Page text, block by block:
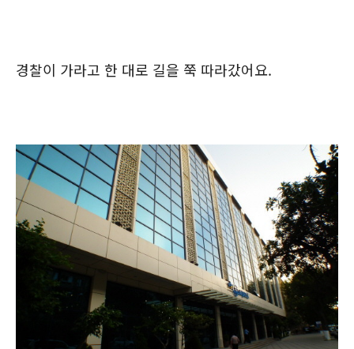
경찰이 가라고 한 대로 길을 쭉 따라갔어요.